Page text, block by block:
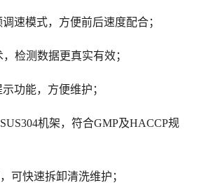
速模式，方便前后速度配合；
检测数据更真实有效；
功能，方便维护；
机架，符合GMP及HACCP规
可快速拆卸清洗维护；